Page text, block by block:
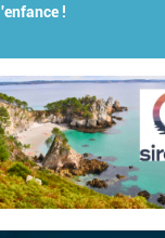
l'enfance !